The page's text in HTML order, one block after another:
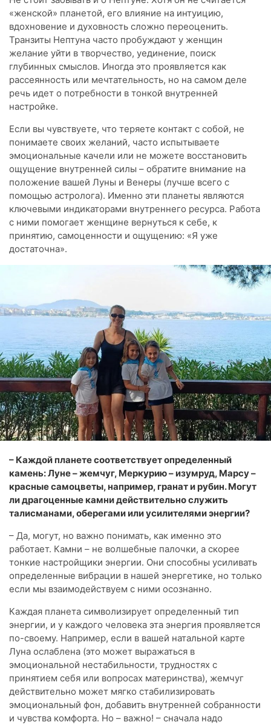
«женской» планетой, его влияние на интуицию,
вдохновение и духовность сложно переоценить.
Транзиты Нептуна часто пробуждают у женщин
желание уйти в творчество, уединение, поиск
глубинных смыслов. Иногда это проявляется как
рассеянность или мечтательность, но на самом деле
речь идет о потребности в тонкой внутренней
настройке.
Если вы чувствуете, что теряете контакт с собой, не
понимаете своих желаний, часто испытываете
эмоциональные качели или не можете восстановить
ощущение внутренней силы – обратите внимание на
положение вашей Луны и Венеры (лучше всего с
помощью астролога). Именно эти планеты являются
ключевыми индикаторами внутреннего ресурса. Работа
с ними помогает женщине вернуться к себе, к
принятию, самоценности и ощущению: «Я уже
достаточна».
– Каждой планете соответствует определенный
камень: Луне – жемчуг, Меркурию – изумруд, Марсу –
красные самоцветы, например, гранат и рубин. Могут
ли драгоценные камни действительно служить
талисманами, оберегами или усилителями энергии?
– Да, могут, но важно понимать, как именно это
работает. Камни – не волшебные палочки, а скорее
тонкие настройщики энергии. Они способны усиливать
определенные вибрации в нашей энергетике, но только
если мы взаимодействуем с ними осознанно.
Каждая планета символизирует определенный тип
энергии, и у каждого человека эта энергия проявляется
по-своему. Например, если в вашей натальной карте
Луна ослаблена (это может выражаться в
эмоциональной нестабильности, трудностях с
принятием себя или вопросах материнства), жемчуг
действительно может мягко стабилизировать
эмоциональный фон, добавить внутренней собранности
и чувства комфорта. Но – важно! – сначала надо